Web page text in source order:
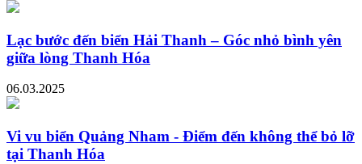
Lạc bước đến biển Hải Thanh – Góc nhỏ bình yên
giữa lòng Thanh Hóa
06.03.2025
Vi vu biển Quảng Nham - Điểm đến không thể bỏ lỡ
tại Thanh Hóa